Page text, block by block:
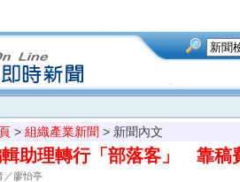
> 組織產業新聞 > 新聞內文
助理轉行「部落客」 靠稿
／廖怡亭